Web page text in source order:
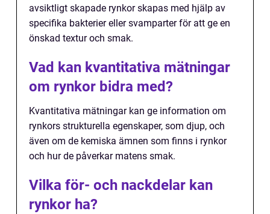
avsiktligt skapade rynkor skapas med hjälp av
specifika bakterier eller svamparter för att ge en
önskad textur och smak.
Vad kan kvantitativa mätningar
om rynkor bidra med?
Kvantitativa mätningar kan ge information om
rynkors strukturella egenskaper, som djup, och
även om de kemiska ämnen som finns i rynkor
och hur de påverkar matens smak.
Vilka för- och nackdelar kan
rynkor ha?